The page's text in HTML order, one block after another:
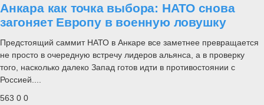
Анкара как точка выбора: НАТО снова
загоняет Европу в военную ловушку
Предстоящий саммит НАТО в Анкаре все заметнее превращается
не просто в очередную встречу лидеров альянса, а в проверку
того, насколько далеко Запад готов идти в противостоянии с
Россией....
563 0 0